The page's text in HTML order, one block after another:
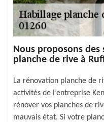
Nous proposons
planche de rive à
La rénovation planche de
activités de l’entreprise
rénover vos planches de
mauvais état. Si votre